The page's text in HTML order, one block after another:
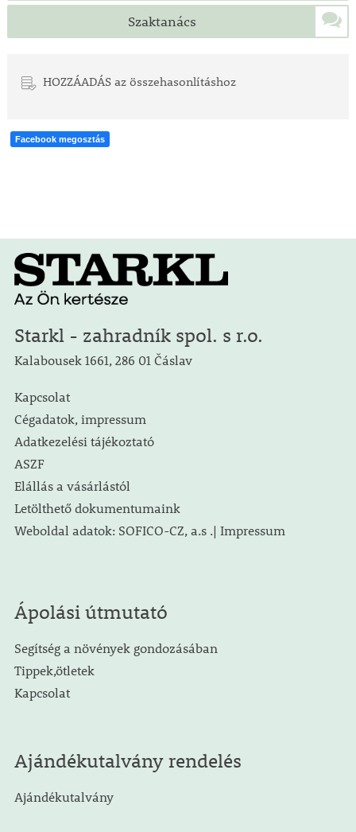
Szaktanács
HOZZÁADÁS az összehasonlításhoz
Facebook megosztás
Starkl - zahradník spol. s r.o.
Kalabousek 1661, 286 01 Čáslav
Kapcsolat
Cégadatok, impressum
Adatkezelési tájékoztató
ASZF
Elállás a vásárlástól
Letölthető dokumentumaink
Weboldal adatok: SOFICO-CZ, a.s .| Impressum
Ápolási útmutató
Segítség a növények gondozásában
Tippek,ötletek
Kapcsolat
Ajándékutalvány rendelés
Ajándékutalvány